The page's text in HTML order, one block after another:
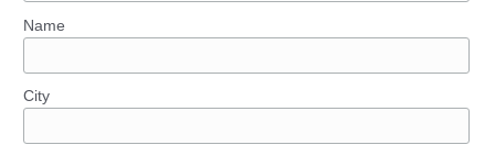
Name
City